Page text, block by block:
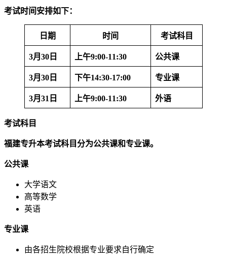
考试时间安排如下：
日期 时间 考试科目
3月30日 上午9:00-11:30 公共课
3月30日 下午14:30-17:00 专业课
3月31日 上午9:00-11:30 外语
考试科目
福建专升本考试科目分为公共课和专业课。
公共课
大学语文
高等数学
英语
专业课
由各招生院校根据专业要求自行确定